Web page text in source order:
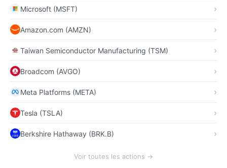
Microsoft (MSFT)
Amazon.com (AMZN)
Taiwan Semiconductor Manufacturing (TSM)
Broadcom (AVGO)
Meta Platforms (META)
Tesla (TSLA)
Berkshire Hathaway (BRK.B)
Voir toutes les actions →